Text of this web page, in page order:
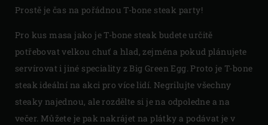
Prostě je čas na pořádnou T-bone steak party!
Pro kus masa jako je T-bone steak budete určitě
potřebovat velkou chuť a hlad, zejména pokud plánujete
servírovat i jiné speciality z Big Green Egg. Proto je T-bone
steak ideální na akci pro více lidí. Negrilujte všechny
steaky najednou, ale rozdělte si je na odpoledne a na
večer. Můžete je pak nakrájet na plátky a podávat je v